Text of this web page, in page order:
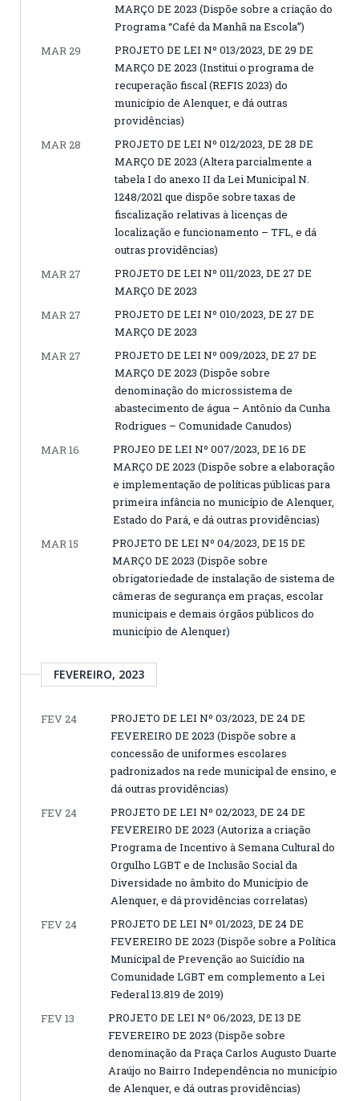
MARÇO DE 2023 (Dispõe sobre a criação do
Programa “Café da Manhã na Escola”)
MAR 29
PROJETO DE LEI Nº 013/2023, DE 29 DE
MARÇO DE 2023 (Institui o programa de
recuperação fiscal (REFIS 2023) do
município de Alenquer, e dá outras
providências)
MAR 28
PROJETO DE LEI Nº 012/2023, DE 28 DE
MARÇO DE 2023 (Altera parcialmente a
tabela I do anexo II da Lei Municipal N.
1248/2021 que dispõe sobre taxas de
fiscalização relativas à licenças de
localização e funcionamento – TFL, e dá
outras providências)
MAR 27
PROJETO DE LEI Nº 011/2023, DE 27 DE
MARÇO DE 2023
MAR 27
PROJETO DE LEI Nº 010/2023, DE 27 DE
MARÇO DE 2023
MAR 27
PROJETO DE LEI Nº 009/2023, DE 27 DE
MARÇO DE 2023 (Dispõe sobre
denominação do microssistema de
abastecimento de água – Antônio da Cunha
Rodrigues – Comunidade Canudos)
MAR 16
PROJEO DE LEI Nº 007/2023, DE 16 DE
MARÇO DE 2023 (Dispõe sobre a elaboração
e implementação de políticas públicas para
primeira infância no município de Alenquer,
Estado do Pará, e dá outras providências)
MAR 15
PROJETO DE LEI Nº 04/2023, DE 15 DE
MARÇO DE 2023 (Dispõe sobre
obrigatoriedade de instalação de sistema de
câmeras de segurança em praças, escolar
municipais e demais órgãos públicos do
município de Alenquer)
FEVEREIRO, 2023
FEV 24
PROJETO DE LEI Nº 03/2023, DE 24 DE
FEVEREIRO DE 2023 (Dispõe sobre a
concessão de uniformes escolares
padronizados na rede municipal de ensino, e
dá outras providências)
FEV 24
PROJETO DE LEI Nº 02/2023, DE 24 DE
FEVEREIRO DE 2023 (Autoriza a criação
Programa de Incentivo à Semana Cultural do
Orgulho LGBT e de Inclusão Social da
Diversidade no âmbito do Município de
Alenquer, e dá providências correlatas)
FEV 24
PROJETO DE LEI Nº 01/2023, DE 24 DE
FEVEREIRO DE 2023 (Dispõe sobre a Política
Municipal de Prevenção ao Suicídio na
Comunidade LGBT em complemento a Lei
Federal 13.819 de 2019)
FEV 13
PROJETO DE LEI Nº 06/2023, DE 13 DE
FEVEREIRO DE 2023 (Dispõe sobre
denominação da Praça Carlos Augusto Duarte
Araújo no Bairro Independência no município
de Alenquer, e dá outras providências)